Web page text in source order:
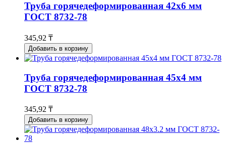
Труба горячедеформированная 42х6 мм
ГОСТ 8732-78
345,92 ₸
Добавить в корзину
Труба горячедеформированная 45х4 мм
ГОСТ 8732-78
345,92 ₸
Добавить в корзину